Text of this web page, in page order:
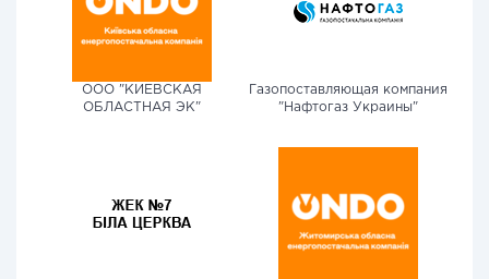
ООО "КИЕВСКАЯ
ОБЛАСТНАЯ ЭК"
Газопоставляющая компания
"Нафтогаз Украины"